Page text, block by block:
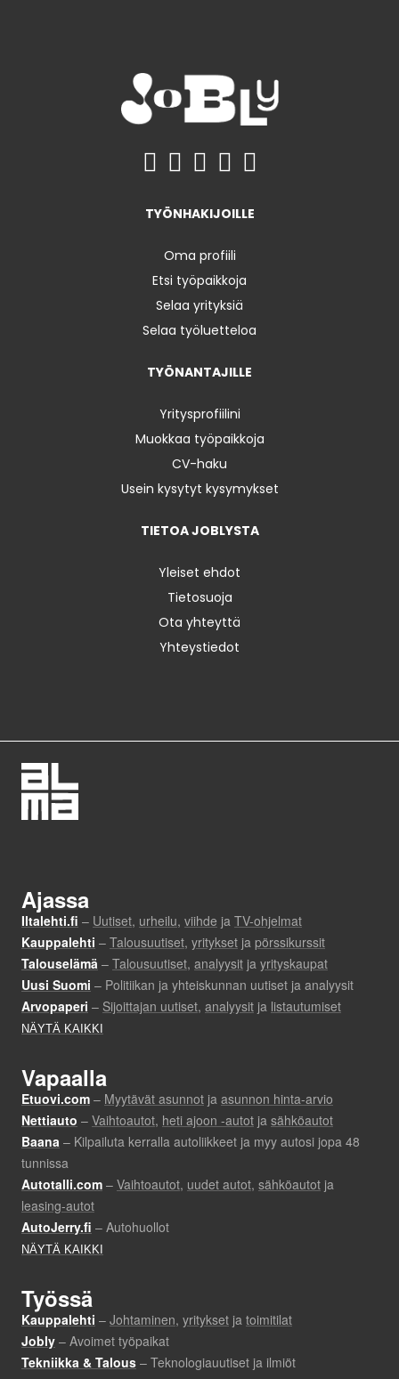
TYÖNHAKIJOILLE
Oma profiili
Etsi työpaikkoja
Selaa yrityksiä
Selaa työluetteloa
TYÖNANTAJILLE
Yritysprofiilini
Muokkaa työpaikkoja
CV-haku
Usein kysytyt kysymykset
TIETOA JOBLYSTA
Yleiset ehdot
Tietosuoja
Ota yhteyttä
Yhteystiedot